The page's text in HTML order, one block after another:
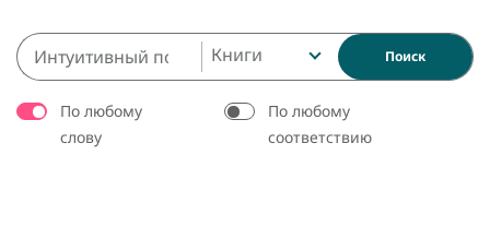
Книги Поиск
По любому
слову
По любому
соответствию